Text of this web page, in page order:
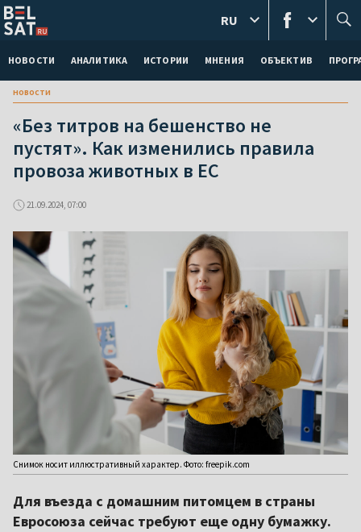
НОВОСТИ АНАЛИТИКА ИСТОРИИ МНЕНИЯ ОБЪЕКТИВ
RU
новости
«Без титров на бешенство не
пустят». Как изменились правила
провоза животных в ЕС
21.09.2024, 07:00
Снимок носит иллюстративный характер. Фото: freepik.com
Для въезда с домашним питомцем в страны
Евросоюза сейчас требуют еще одну бумажку.